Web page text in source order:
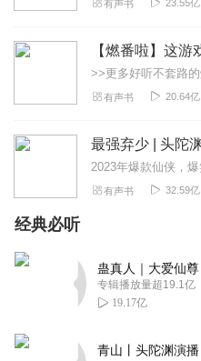
有声书 23.55亿
有声书 20.64亿
有声书 32.59亿
经典必听
专辑播放量超19.1亿
19.17亿